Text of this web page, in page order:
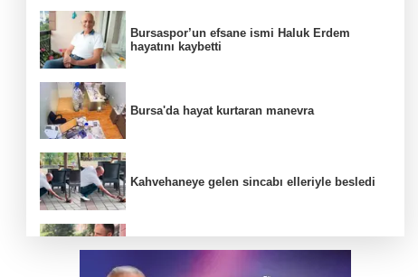
Bursaspor’un efsane ismi Haluk Erdem
hayatını kaybetti
Bursa'da hayat kurtaran manevra
Kahvehaneye gelen sincabı elleriyle besledi
Bursa'da kedi kurtarma operasyonu